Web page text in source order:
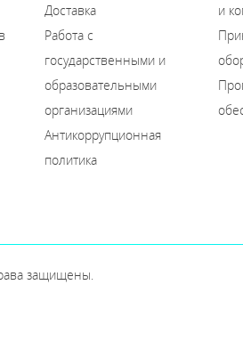
Доставка
Работа с
государственными и
образовательными
организациями
Антикоррупционная
политика
и
защищены.